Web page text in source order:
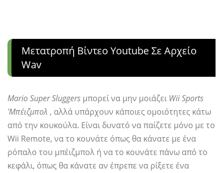
Μετατροπή Βίντεο Youtube Σε Αρχείο
Wav
Mario Super Sluggers μπορεί να μην μοιάζει Wii Sports
'Μπέιζμπολ , αλλά υπάρχουν κάποιες ομοιότητες κάτω
από την κουκούλα. Είναι δυνατό να παίζετε μόνο με το
Wii Remote, να το κουνάτε όπως θα κάνατε με ένα
ρόπαλο του μπέιζμπολ ή να το κουνάτε πάνω από το
κεφάλι, όπως θα κάνατε αν έπρεπε να ρίξετε ένα